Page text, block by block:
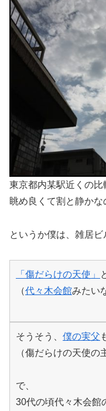
東京都内某駅近くの比
眺め良くて割と静かな
というか僕は、雑居ビ
「傷だらけの天使」
（代々木会館みたい
そうそう、 僕の実父
（傷だらけの天使の
で、
30代の頃代々木会館